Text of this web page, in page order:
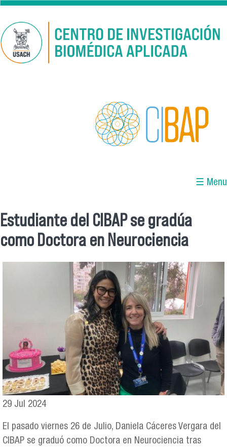
Pasar al contenido principal
☰ Menu
Se encuentra usted aquí
Estudiante del CIBAP se gradúa
como Doctora en Neurociencia
29 Jul 2024
El pasado viernes 26 de Julio, Daniela Cáceres Vergara del
CIBAP se graduó como Doctora en Neurociencia tras